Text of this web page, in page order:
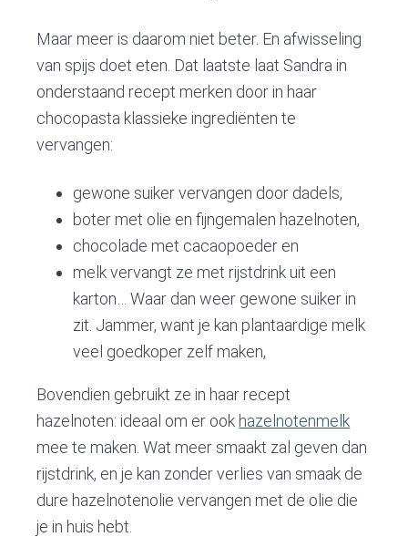
Maar meer is daarom niet beter. En afwisseling
van spijs doet eten. Dat laatste laat Sandra in
onderstaand recept merken door in haar
chocopasta klassieke ingrediënten te
vervangen:
gewone suiker vervangen door dadels,
boter met olie en fijngemalen hazelnoten,
chocolade met cacaopoeder en
melk vervangt ze met rijstdrink uit een
karton… Waar dan weer gewone suiker in
zit. Jammer, want je kan plantaardige melk
veel goedkoper zelf maken,
Bovendien gebruikt ze in haar recept
hazelnoten: ideaal om er ook hazelnotenmelk
mee te maken. Wat meer smaakt zal geven dan
rijstdrink, en je kan zonder verlies van smaak de
dure hazelnotenolie vervangen met de olie die
je in huis hebt.